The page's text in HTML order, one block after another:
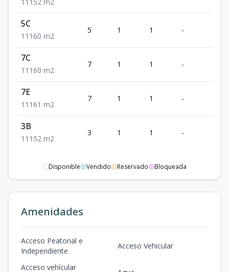
5C
1 1 1 60 m2
5 1 1 -
7C
1 1 1 60 m2
7 1 1 -
7E
1 1 1 61 m2
7 1 1 -
3B
1 1 1 52 m2
3 1 1 -
Disponible Vendido Reservado Bloqueada
Amenidades
Acceso Peatonal e
Independiente
Acceso Vehicular
Acceso vehícular